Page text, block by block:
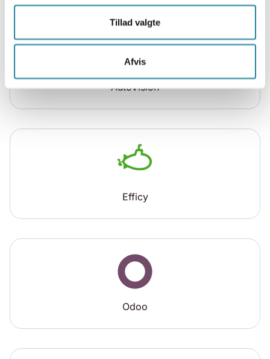
Tillad valgte
Afvis
AutoVision
Efficy
Odoo